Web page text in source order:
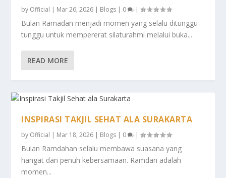
by Official | Mar 26, 2026 | Blogs | 0 |
Bulan Ramadan menjadi momen yang selalu ditunggu-
tunggu untuk mempererat silaturahmi melalui buka...
READ MORE
INSPIRASI TAKJIL SEHAT ALA SURAKARTA
by Official | Mar 18, 2026 | Blogs | 0 |
Bulan Ramdahan selalu membawa suasana yang
hangat dan penuh kebersamaan. Ramdan adalah
momen...